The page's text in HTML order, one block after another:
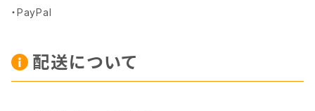
・PayPal
配送について